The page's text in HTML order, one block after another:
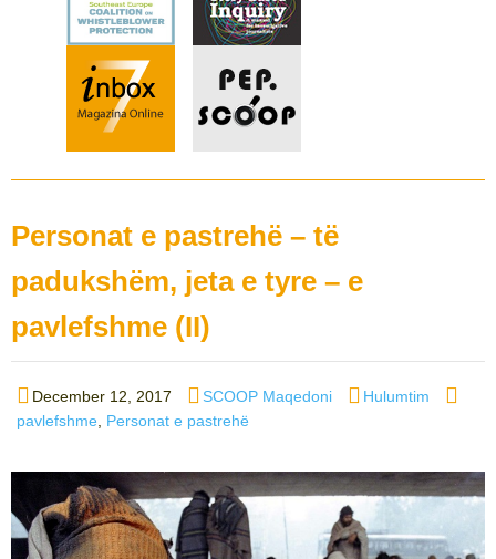
Personat e pastrehë – të
padukshëm, jeta e tyre – e
pavlefshme (II)
Posted
on
December 12, 2017 Author
SCOOP Maqedoni Categories
Hulumtim
pavlefshme Personat e pastrehë